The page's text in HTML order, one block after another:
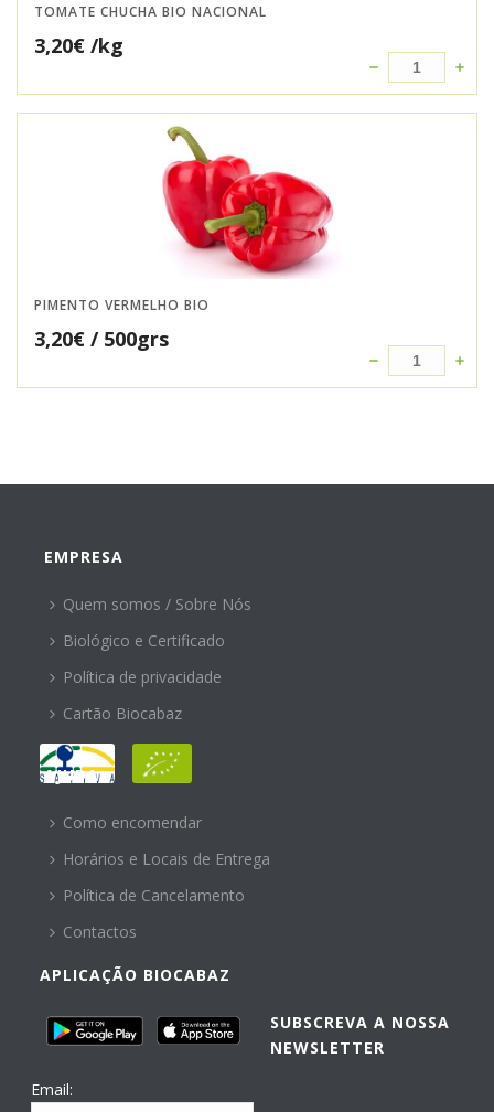
TOMATE CHUCHA BIO NACIONAL
3,20€ /kg
PIMENTO VERMELHO BIO
3,20€ / 500grs
EMPRESA
Quem somos / Sobre Nós
Biológico e Certificado
Política de privacidade
Cartão Biocabaz
AJUDA
Como encomendar
Horários e Locais de Entrega
Política de Cancelamento
Contactos
APLICAÇÃO BIOCABAZ
SUBSCREVA A NOSSA
NEWSLETTER
Email: